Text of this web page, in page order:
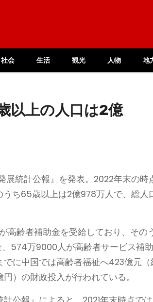
社会 生活 観光 人物 地
以上の人口は2億
展統計公報』を発表。2022年末の
ち65歳以上は2億978万人で、総人
高齢者補助金を受給しており、そ
574万9000人が高齢者サービス補
に中国では高齢者福祉へ423億元
）の財政投入が行われている。